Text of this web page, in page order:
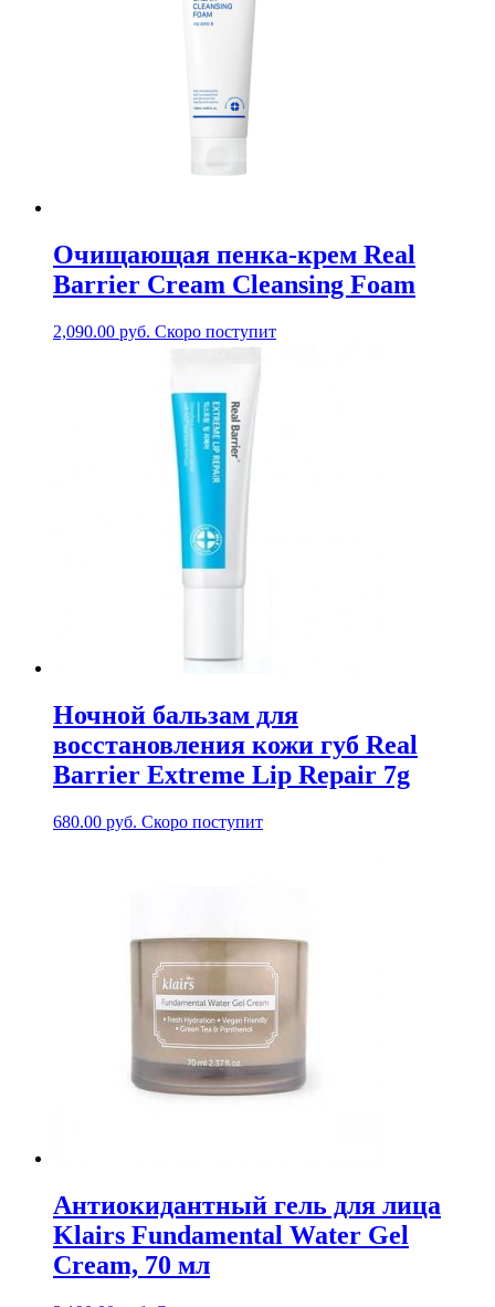
Очищающая пенка-крем Real
Barrier Cream Cleansing Foam
2,090.00 руб. Скоро поступит
Ночной бальзам для
восстановления кожи губ Real
Barrier Extreme Lip Repair 7g
680.00 руб. Скоро поступит
Антиокидантный гель для лица
Klairs Fundamental Water Gel
Cream, 70 мл